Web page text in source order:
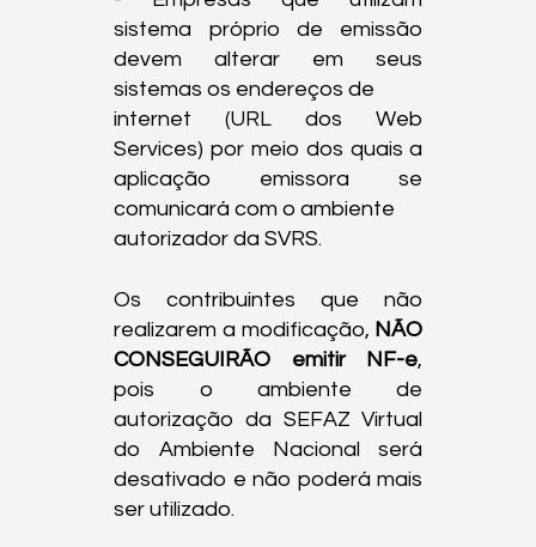
sistema próprio de emissão
devem alterar em seus
sistemas os endereços de
internet (URL dos Web
Services) por meio dos quais a
aplicação emissora se
comunicará com o ambiente
autorizador da SVRS.
Os contribuintes que não
realizarem a modificação, NÃO
CONSEGUIRÃO emitir NF-e,
pois o ambiente de
autorização da SEFAZ Virtual
do Ambiente Nacional será
desativado e não poderá mais
ser utilizado.